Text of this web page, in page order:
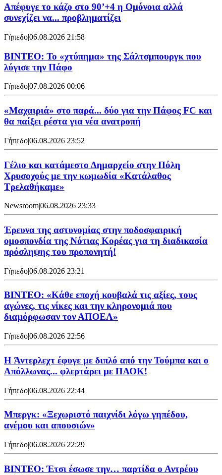
Απέφυγε το κάζο στο 90’+4 η Ομόνοια αλλά
συνεχίζει να... προβληματίζει
Γήπεδο|06.08.2026 21:58
ΒΙΝΤΕΟ: Το «χτύπημα» της Σάλτσμπουργκ που
λύγισε την Πάφο
Γήπεδο|07.08.2026 00:06
«Μαχαιριά» στο παρά... δύο για την Πάφος FC και
θα παίξει ρέστα για νέα ανατροπή
Γήπεδο|06.08.2026 23:52
Γέλιο και κατάμεστο Δημαρχείο στην Πόλη
Χρυσοχούς με την κωμωδία «Κατάλαθος
Τρελαθήκαμε»
Newsroom|06.08.2026 23:33
Έρευνα της αστυνομίας στην ποδοσφαιρική
ομοσπονδία της Νότιας Κορέας για τη διαδικασία
πρόσληψης του προπονητή!
Γήπεδο|06.08.2026 23:21
ΒΙΝΤΕΟ: «Κάθε εποχή κουβαλά τις αξίες, τους
αγώνες, τις νίκες και την κληρονομιά που
διαμόρφωσαν τον ΑΠΟΕΛ»
Γήπεδο|06.08.2026 22:56
H Άντερλεχτ έφυγε με διπλό από την Τούμπα και ο
Απόλλωνας... φλερτάρει με ΠΑΟΚ!
Γήπεδο|06.08.2026 22:44
Μπεργκ: «Ξεχωριστό παιχνίδι λόγω γηπέδου,
ανέμου και απουσιών»
Γήπεδο|06.08.2026 22:29
ΒΙΝΤΕΟ: Έτσι έσωσε την… παρτίδα ο Αντρέου